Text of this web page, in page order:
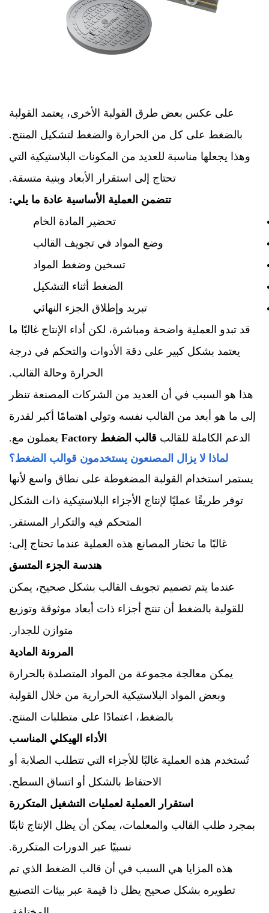
على عكس بعض طرق القولبة الأخرى، يعتمد القولبة
بالضغط على كل من الحرارة والضغط لتشكيل المنتج.
وهذا يجعلها مناسبة للعديد من المكونات البلاستيكية التي
تحتاج إلى استقرار الأبعاد وبنية متسقة.
تتضمن العملية الأساسية عادة ما يلي:
تحضير المادة الخام
وضع المواد في تجويف القالب
تسخين وضغط المواد
الضغط أثناء التشكيل
تبريد وإطلاق الجزء النهائي
قد تبدو العملية واضحة ومباشرة، لكن أداء الإنتاج غالبًا ما
يعتمد بشكل كبير على دقة الأدوات والتحكم في درجة
الحرارة وحالة القالب.
هذا هو السبب في أن العديد من الشركات المصنعة تنظر
إلى ما هو أبعد من القالب نفسه وتولي اهتمامًا أكبر لقدرة
الدعم الكاملة للقالب قالب الضغط Factory
يعملون مع.
لماذا لا يزال المصنعون يستخدمون قوالب الضغط؟
يستمر استخدام القولبة المضغوطة على نطاق واسع لأنها
توفر طريقًا عمليًا لإنتاج الأجزاء البلاستيكية ذات الشكل
المتحكم فيه والتكرار المستقر.
غالبًا ما تختار المصانع هذه العملية عندما تحتاج إلى:
هندسة الجزء المتسق
عندما يتم تصميم تجويف القالب بشكل صحيح، يمكن
للقولبة بالضغط أن تنتج أجزاء ذات أبعاد موثوقة وتوزيع
متوازن للجدار.
المرونة المادية
يمكن معالجة مجموعة من المواد المتصلدة بالحرارة
وبعض المواد البلاستيكية الحرارية من خلال القولبة
بالضغط، اعتمادًا على متطلبات المنتج.
الأداء الهيكلي المناسب
تُستخدم هذه العملية غالبًا للأجزاء التي تتطلب الصلابة أو
الاحتفاظ بالشكل أو اتساق السطح.
استقرار العملية لعمليات التشغيل المتكررة
بمجرد طلب القالب والمعلمات، يمكن أن يظل الإنتاج ثابتًا
نسبيًا عبر الدورات المتكررة.
هذه المزايا هي السبب في أن قالب الضغط الذي تم
تطويره بشكل صحيح يظل ذا قيمة عبر بيئات التصنيع